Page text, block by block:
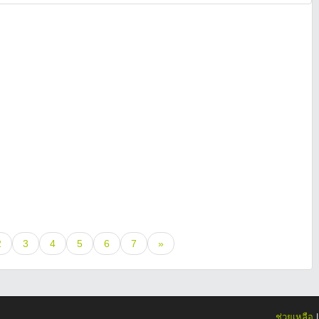
3 4 5 6 7 »